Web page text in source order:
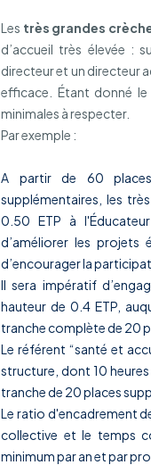
Les très grandes
d’accueil très élevée :
directeur et un directeur
efficace. Étant donné
minimales à respecter.
Par exemple :
A partir de 60
supplémentaires, les
0.50 ETP à
d’améliorer les projets
d’encourager la
Il sera impératif
hauteur de 0.4 ETP,
tranche complète de 20
Le référent “santé et
structure, dont 10
tranche de 20 places
Le ratio d'encadrement
collective et le temps
minimum par an et par